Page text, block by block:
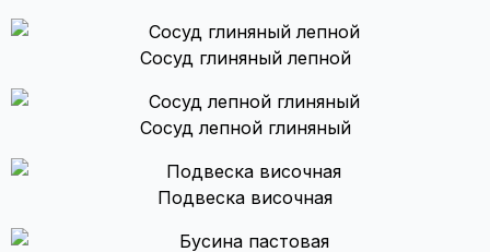
Сосуд глиняный лепной
Сосуд лепной глиняный
Подвеска височная